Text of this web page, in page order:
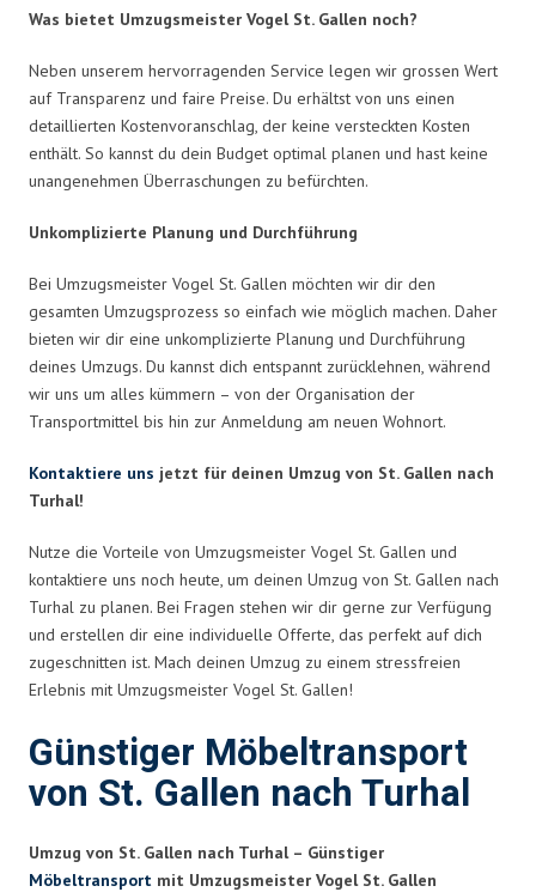
Was bietet Umzugsmeister Vogel St. Gallen noch?
Neben unserem hervorragenden Service legen wir grossen Wert
auf Transparenz und faire Preise. Du erhältst von uns einen
detaillierten Kostenvoranschlag, der keine versteckten Kosten
enthält. So kannst du dein Budget optimal planen und hast keine
unangenehmen Überraschungen zu befürchten.
Unkomplizierte Planung und Durchführung
Bei Umzugsmeister Vogel St. Gallen möchten wir dir den
gesamten Umzugsprozess so einfach wie möglich machen. Daher
bieten wir dir eine unkomplizierte Planung und Durchführung
deines Umzugs. Du kannst dich entspannt zurücklehnen, während
wir uns um alles kümmern – von der Organisation der
Transportmittel bis hin zur Anmeldung am neuen Wohnort.
Kontaktiere uns jetzt für deinen Umzug von St. Gallen nach
Turhal!
Nutze die Vorteile von Umzugsmeister Vogel St. Gallen und
kontaktiere uns noch heute, um deinen Umzug von St. Gallen nach
Turhal zu planen. Bei Fragen stehen wir dir gerne zur Verfügung
und erstellen dir eine individuelle Offerte, das perfekt auf dich
zugeschnitten ist. Mach deinen Umzug zu einem stressfreien
Erlebnis mit Umzugsmeister Vogel St. Gallen!
Günstiger Möbeltransport
von St. Gallen nach Turhal
Umzug von St. Gallen nach Turhal – Günstiger
Möbeltransport mit Umzugsmeister Vogel St. Gallen